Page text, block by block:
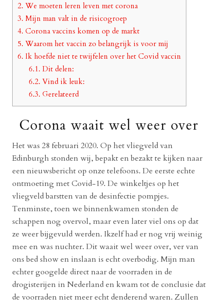
2. We moeten leren leven met corona
3. Mijn man valt in de risicogroep
4. Corona vaccins komen op de markt
5. Waarom het vaccin zo belangrijk is voor mij
6. Ik hoefde niet te twijfelen over het Covid vaccin
6.1. Dit delen:
6.2. Vind ik leuk:
6.3. Gerelateerd
Corona waait wel weer over
Het was 28 februari 2020. Op het vliegveld van
Edinburgh stonden wij, bepakt en bezakt te kijken naar
een nieuwsbericht op onze telefoons. De eerste echte
ontmoeting met Covid-19. De winkeltjes op het
vliegveld barstten van de desinfectie pompjes.
Tenminste, toen we binnenkwamen stonden de
schappen nog overvol, maar even later viel ons op dat
ze weer bijgevuld werden. Ikzelf had er nog vrij weinig
mee en was nuchter. Dit waait wel weer over, ver van
ons bed show en inslaan is echt overbodig. Mijn man
echter googelde direct naar de voorraden in de
drogisterijen in Nederland en kwam tot de conclusie dat
de voorraden niet meer echt denderend waren. Zullen